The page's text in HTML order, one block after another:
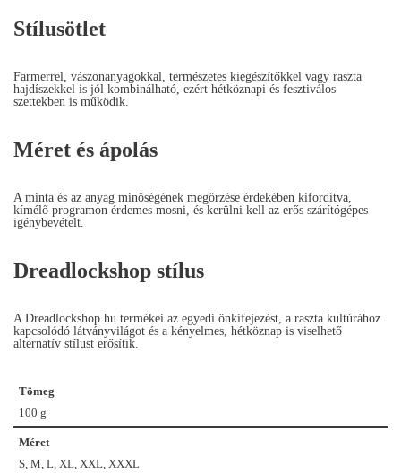
Stílusötlet
Farmerrel, vászonanyagokkal, természetes kiegészítőkkel vagy raszta
hajdíszekkel is jól kombinálható, ezért hétköznapi és fesztiválos
szettekben is működik.
Méret és ápolás
A minta és az anyag minőségének megőrzése érdekében kifordítva,
kímélő programon érdemes mosni, és kerülni kell az erős szárítógépes
igénybevételt.
Dreadlockshop stílus
A Dreadlockshop.hu termékei az egyedi önkifejezést, a raszta kultúrához
kapcsolódó látványvilágot és a kényelmes, hétköznap is viselhető
alternatív stílust erősítik.
Tömeg
100 g
Méret
S, M, L, XL, XXL, XXXL